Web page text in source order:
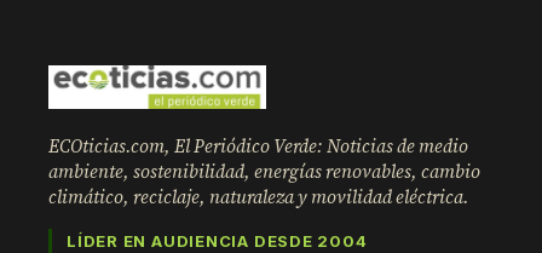
ECOticias.com, El Periódico Verde: Noticias de medio
ambiente, sostenibilidad, energías renovables, cambio
climático, reciclaje, naturaleza y movilidad eléctrica.
LÍDER EN AUDIENCIA DESDE 2004